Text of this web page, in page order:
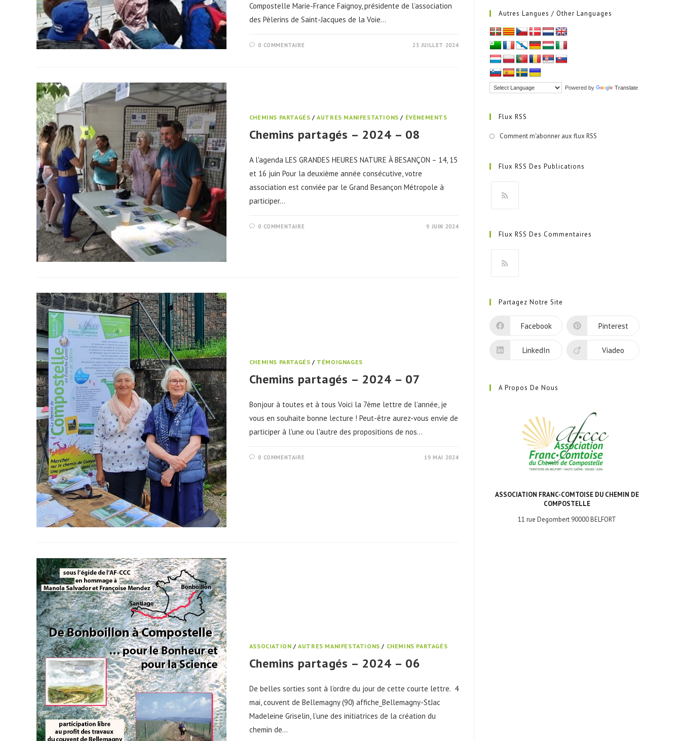
Compostelle Marie-France Faignoy, présidente de l’association
des Pèlerins de Saint-Jacques de la Voie…
0 COMMENTAIRE 23 JUILLET 2024
CHEMINS PARTAGÉS /AUTRES MANIFESTATIONS / ÉVÈNEMENTS
Chemins partagés – 2024 – 08
A l'agenda LES GRANDES HEURES NATURE À BESANÇON – 14, 15
et 16 juin Pour la deuxième année consécutive, votre
association est conviée par le Grand Besançon Métropole à
participer…
0 COMMENTAIRE 9 JUIN 2024
CHEMINS PARTAGÉS / TÉMOIGNAGES
Chemins partagés – 2024 – 07
Bonjour à toutes et à tous Voici la 7ème lettre de l’année, je
vous en souhaite bonne lecture ! Peut-être aurez-vous envie de
participer à l'une ou l'autre des propositions de nos…
0 COMMENTAIRE 19 MAI 2024
ASSOCIATION /AUTRES MANIFESTATIONS / CHEMINS PARTAGÉS
Chemins partagés – 2024 – 06
De belles sorties sont à l’ordre du jour de cette courte lettre. 4
mai, couvent de Bellemagny (90) affiche_Bellemagny-StJac
Madeleine Griselin, l’une des initiatrices de la création du
chemin de…
Autres Langues / Other Languages
Powered by Translate
Flux RSS
Comment m'abonner aux flux RSS
Flux RSS Des Publications
un
onglet
Flux RSS Des Commentaires
un
nouvel
Partagez Notre Site
Facebook Pinterest
LinkedIn Viadeo
A Propos De Nous
ASSOCIATION FRANC-COMTOISE DU CHEMIN DE
COMPOSTELLE
11 rue Degombert 90000 BELFORT